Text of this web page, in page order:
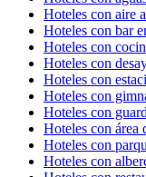
Hoteles con aire
Hoteles con bar
Hoteles con
Hoteles con
Hoteles con
Hoteles con
Hoteles con
Hoteles con área
Hoteles con
Hoteles con